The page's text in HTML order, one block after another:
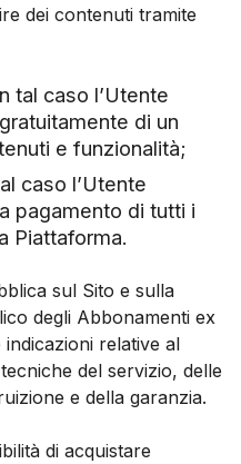
dei contenuti tramite
tal caso l’Utente
di un
e funzionalità;
caso l’Utente
pagamento di tutti i
Piattaforma.
sul Sito e sulla
degli Abbonamenti ex
relative al
del servizio, delle
e della garanzia.
di acquistare